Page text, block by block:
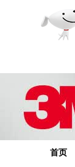
首页